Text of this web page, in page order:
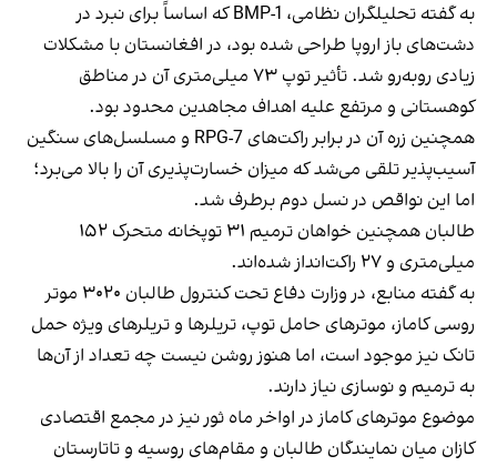
به گفته تحلیلگران نظامی، BMP-1 که اساساً برای نبرد در
دشت‌های باز اروپا طراحی شده بود، در افغانستان با مشکلات
زیادی روبه‌رو شد. تأثیر توپ ۷۳ میلی‌متری آن در مناطق
کوهستانی و مرتفع علیه اهداف مجاهدین محدود بود.
همچنین زره آن در برابر راکت‌های RPG-7 و مسلسل‌های سنگین
آسیب‌پذیر تلقی می‌شد که میزان خسارت‌پذیری آن را بالا می‌برد؛
اما این نواقص در نسل دوم برطرف شد.
طالبان همچنین خواهان ترمیم ۳۱ توپخانه متحرک ۱۵۲
میلی‌متری و ۲۷ راکت‌انداز شده‌اند.
به گفته منابع، در وزارت دفاع تحت کنترول طالبان ۳۰۲۰ موتر
روسی کاماز، موترهای حامل توپ، تریلرها و تریلرهای ویژه حمل
تانک نیز موجود است، اما هنوز روشن نیست چه تعداد از آن‌ها
به ترمیم و نوسازی نیاز دارند.
موضوع موترهای کاماز در اواخر ماه ثور نیز در مجمع اقتصادی
کازان میان نمایندگان طالبان و مقام‌های روسیه و تاتارستان